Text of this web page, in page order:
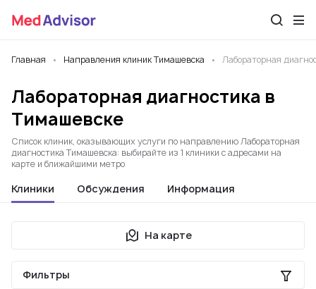
Главная Направления клиник Тимашевска Лабораторная
Лабораторная диагностика в
Тимашевске
Список клиник, оказывающих услуги по направлению Лабораторная
диагностика Тимашевска: выбирайте из 1 клиники с адресами на
карте и ближайшими метро
Клиники Обсуждения Информация
На карте
Фильтры